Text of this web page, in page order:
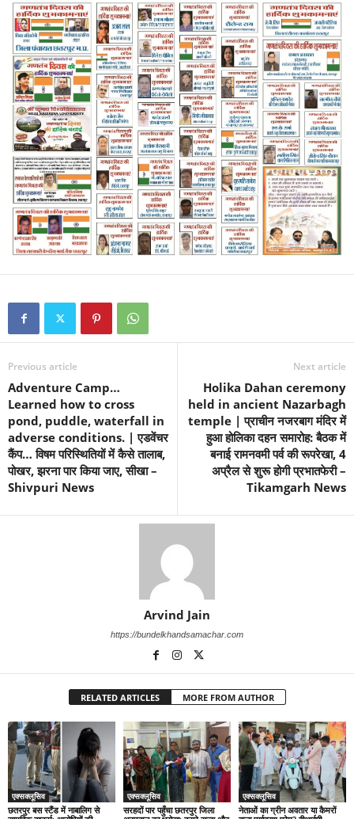
Previous article
Adventure Camp…
Learned how to cross
pond, puddle, waterfall in
adverse conditions. | एडवेंचर
कैंप… विषम परिस्थितियों में कैसे तालाब,
पोखर, झरना पार किया जाए, सीखा –
Shivpuri News
Next article
Holika Dahan ceremony
held in ancient Nazarbagh
temple | प्राचीन नजरबाग मंदिर में
हुआ होलिका दहन समारोह: बैठक में
बनाई रामनवमी पर्व की रूपरेखा, 4
अप्रैल से शुरू होगी प्रभातफेरी –
Tikamgarh News
Arvind Jain
https://bundelkhandsamachar.com
RELATED ARTICLES MORE FROM AUTHOR
एक्सक्लूसिव
छतरपुर बस स्टैंड में नाबालिग से
एक्सक्लूसिव
सरहदों पार पहुँचा छतरपुर जिला
एक्सक्लूसिव
नेताओं का ग्रीन अवतार या कैमरों